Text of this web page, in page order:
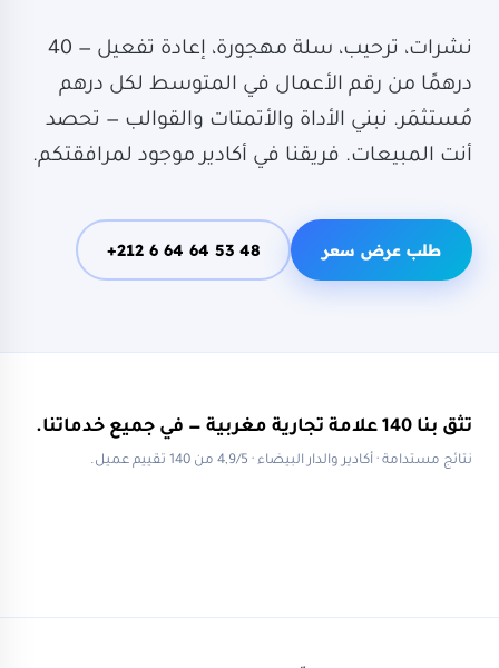
نشرات، ترحيب، سلة مهجورة، إعادة تفعيل — 40
درهمًا من رقم الأعمال في المتوسط لكل درهم
مُستثمَر. نبني الأداة والأتمتات والقوالب — تحصد
أنت المبيعات. فريقنا في أكادير موجود لمرافقتكم.
طلب عرض سعر +212 6 64 64 53 48
تثق بنا 140 علامة تجارية مغربية — في جميع خدماتنا.
نتائج مستدامة · أكادير والدار البيضاء · 4,9/5 من 140 تقييم عميل.